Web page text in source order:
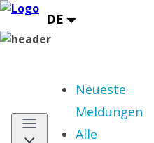
Neueste
Meldungen
Alle